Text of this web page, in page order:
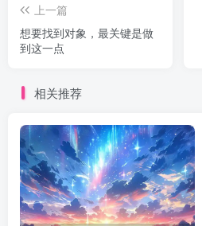
上一篇
想要找到对象，最关键是做
到这一点
相关推荐